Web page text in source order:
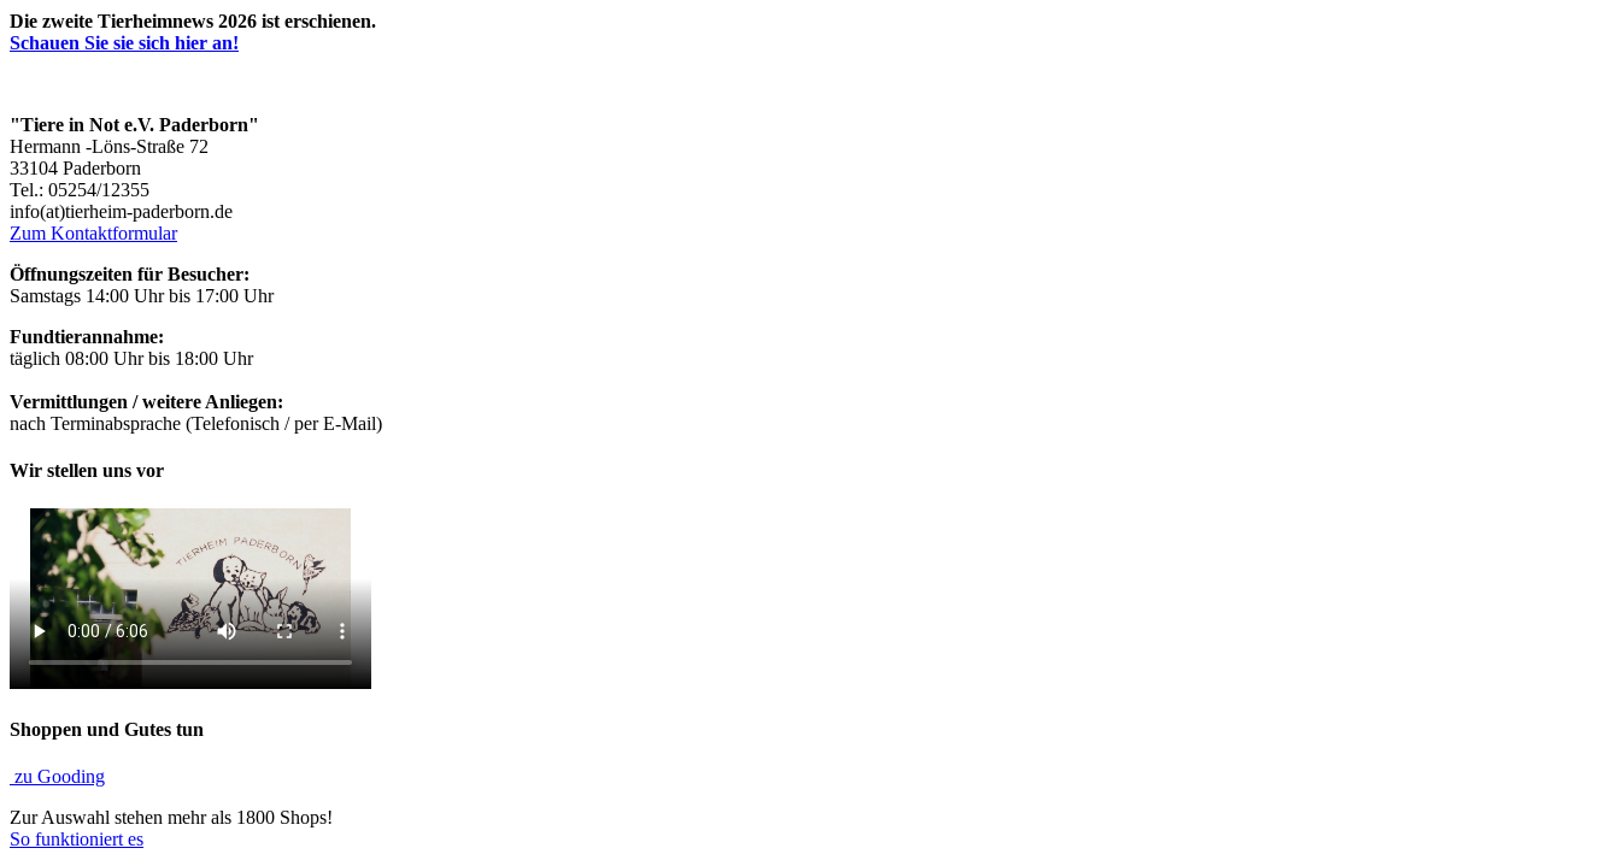
Die zweite Tierheimnews 2026 ist erschienen.
Schauen Sie sie sich hier an!
"Tiere in Not e.V. Paderborn"
Hermann -Löns-Straße 72
33104 Paderborn
Tel.: 05254/12355
info(at)tierheim-paderborn.de
Zum Kontaktformular
Öffnungszeiten für Besucher:
Samstags 14:00 Uhr bis 17:00 Uhr
Fundtierannahme:
täglich 08:00 Uhr bis 18:00 Uhr
Vermittlungen / weitere Anliegen:
nach Terminabsprache (Telefonisch / per E-Mail)
Wir stellen uns vor
Shoppen und Gutes tun
zu Gooding
Zur Auswahl stehen mehr als 1800 Shops!
So funktioniert es